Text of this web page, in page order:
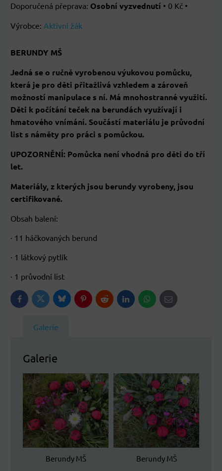
Osobní vyzvednutí • 0 Kč •
Výrobce: Aktivní žák
BERUNDY MŠ
Jedná se o ručně vyrobenou výukovou pomůcku,
která je pro děti přitažlivá vzhledem a zároveň
možností manipulace s ní. Má mnohostranné využití.
Děti k počítání teček na berundách využívají i
hmatového vnímání. Součástí materiálu je průvodní
list s náměty pro práci s pomůckou.
UPOZORNĚNÍ: Pomůcka není vhodná pro děti do tří
let.
Materiály, z kterých jsou berundy vyrobeny, jsou
certifikované.
Obsah balení:
· 11 háčkovaných berund
· 1 látkový pytlík
· 1 průvodní list
FacebookTwitterBlueskyPinterestReddit LinkedInWhatsApp
E-
mail
Galerie
Galerie
Berundy MŠ Berundy MŠ